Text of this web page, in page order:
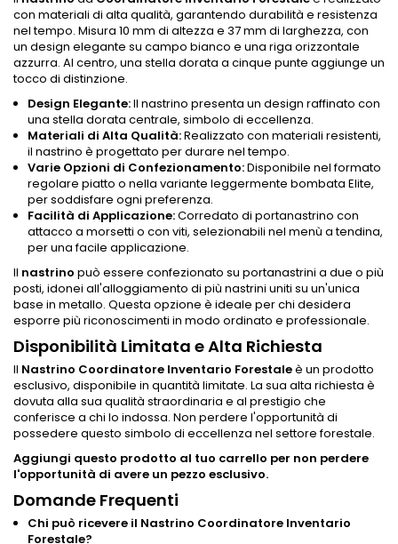
con materiali di alta qualità, garantendo durabilità e resistenza
nel tempo. Misura 10 mm di altezza e 37 mm di larghezza, con
un design elegante su campo bianco e una riga orizzontale
azzurra. Al centro, una stella dorata a cinque punte aggiunge un
tocco di distinzione.
Design Elegante:Il nastrino presenta un design raffinato con
una stella dorata centrale, simbolo di eccellenza.
Materiali di Alta Qualità:Realizzato con materiali resistenti,
il nastrino è progettato per durare nel tempo.
Varie Opzioni di Confezionamento:Disponibile nel formato
regolare piatto o nella variante leggermente bombata Elite,
per soddisfare ogni preferenza.
Facilità di Applicazione:Corredato di portanastrino con
attacco a morsetti o con viti, selezionabili nel menù a tendina,
per una facile applicazione.
Il nastrino può essere confezionato su portanastrini a due o più
posti, idonei all'alloggiamento di più nastrini uniti su un'unica
base in metallo. Questa opzione è ideale per chi desidera
esporre più riconoscimenti in modo ordinato e professionale.
Disponibilità Limitata e Alta Richiesta
Il Nastrino Coordinatore Inventario Forestaleè un prodotto
esclusivo, disponibile in quantità limitate. La sua alta richiesta è
dovuta alla sua qualità straordinaria e al prestigio che
conferisce a chi lo indossa. Non perdere l'opportunità di
possedere questo simbolo di eccellenza nel settore forestale.
Aggiungi questo prodotto al tuo carrello per non perdere
l'opportunità di avere un pezzo esclusivo.
Domande Frequenti
Chi può ricevere il Nastrino Coordinatore Inventario
Forestale?